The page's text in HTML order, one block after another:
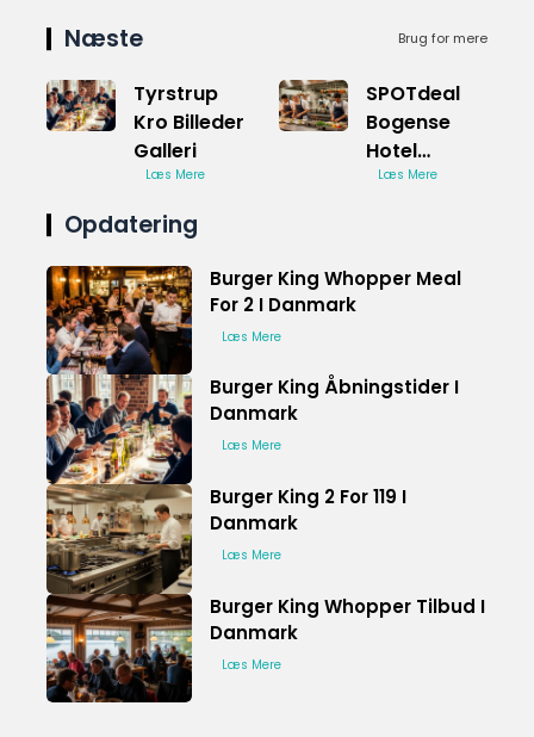
Næste Brug for mere
Tyrstrup
Kro Billeder
Galleri
Læs Mere
SPOTdeal
Bogense
Hotel
Bedste
Læs Mere
Opdatering
Burger King Whopper Meal
For 2 I Danmark
Læs Mere
Burger King Åbningstider I
Danmark
Læs Mere
Burger King 2 For 119 I
Danmark
Læs Mere
Burger King Whopper Tilbud I
Danmark
Læs Mere